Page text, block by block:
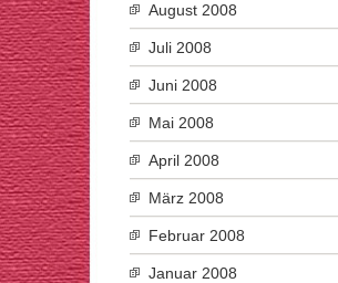
August 2008
Juli 2008
Juni 2008
Mai 2008
April 2008
März 2008
Februar 2008
Januar 2008